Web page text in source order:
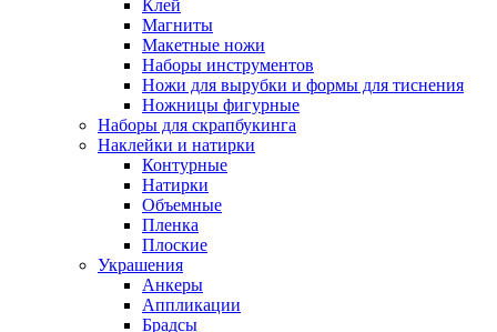
Клей
Магниты
Макетные ножи
Наборы инструментов
Ножи для вырубки и формы для тиснения
Ножницы фигурные
Наборы для скрапбукинга
Наклейки и натирки
Контурные
Натирки
Объемные
Пленка
Плоские
Украшения
Анкеры
Аппликации
Брадсы